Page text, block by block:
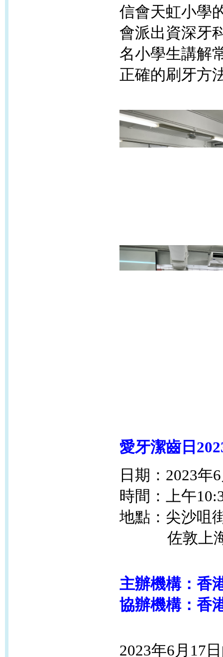
信會天虹小學
會派出資深牙
名小學生講解
正確的刷牙方
愛牙潔齒日
日期：2023年
時間：上午
地點： 尖沙咀
佐敦上海街
主辦機構：香
協辦機構：香
2023年6月17日